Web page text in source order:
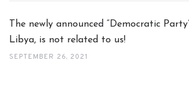
The newly announced “Democratic
Libya, is not related to us!
SEPTEMBER 26, 2021